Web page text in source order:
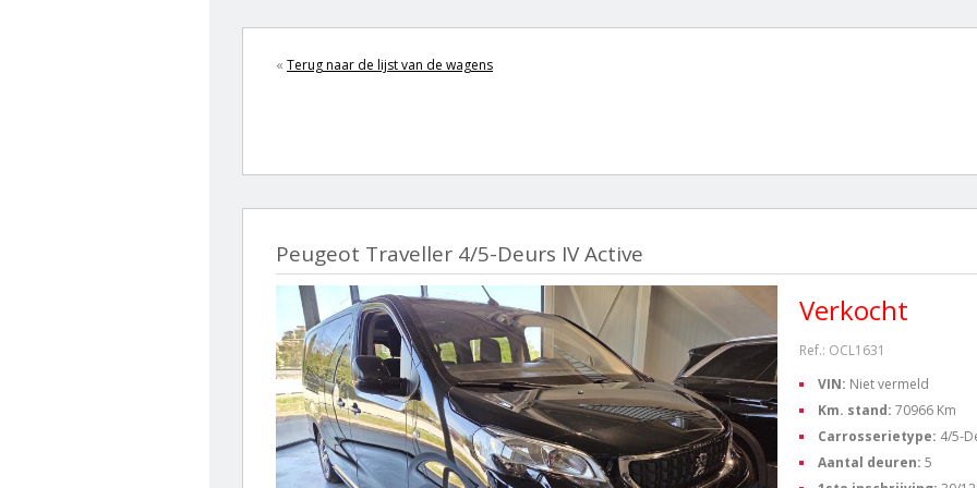
« Terug naar de lijst van de wagens
Peugeot Traveller 4/5-Deurs IV Active
Verkocht
Ref.: OCL1631
VIN: Niet vermeld
Km. stand: 70966 Km
Carrosserietype: 4/5-
Aantal deuren: 5